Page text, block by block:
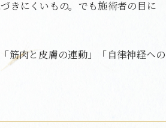
きにくいもの。でも施術者の目に
筋肉と皮膚の連動」「自律神経への